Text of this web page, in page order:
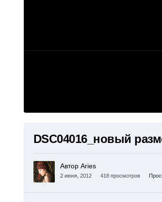
DSC04016_новый
Автор Aries
2 июня, 2012 418 просмотров